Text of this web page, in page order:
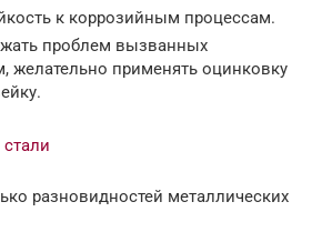
к коррозийным процессам.
проблем вызванных
желательно применять оцинковку
разновидностей металлических